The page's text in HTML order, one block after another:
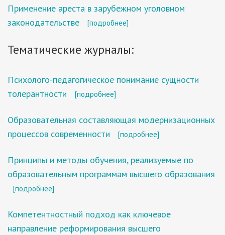
Применение ареста в зарубежном уголовном
законодательстве
[подробнее]
Тематические журналы:
Психолого-педагогическое понимание сущности
толерантности
[подробнее]
Образовательная составляющая модернизационных
процессов современности
[подробнее]
Принципы и методы обучения, реализуемые по
образовательным программам высшего образования
[подробнее]
Компетентностный подход как ключевое
направление реформирования высшего